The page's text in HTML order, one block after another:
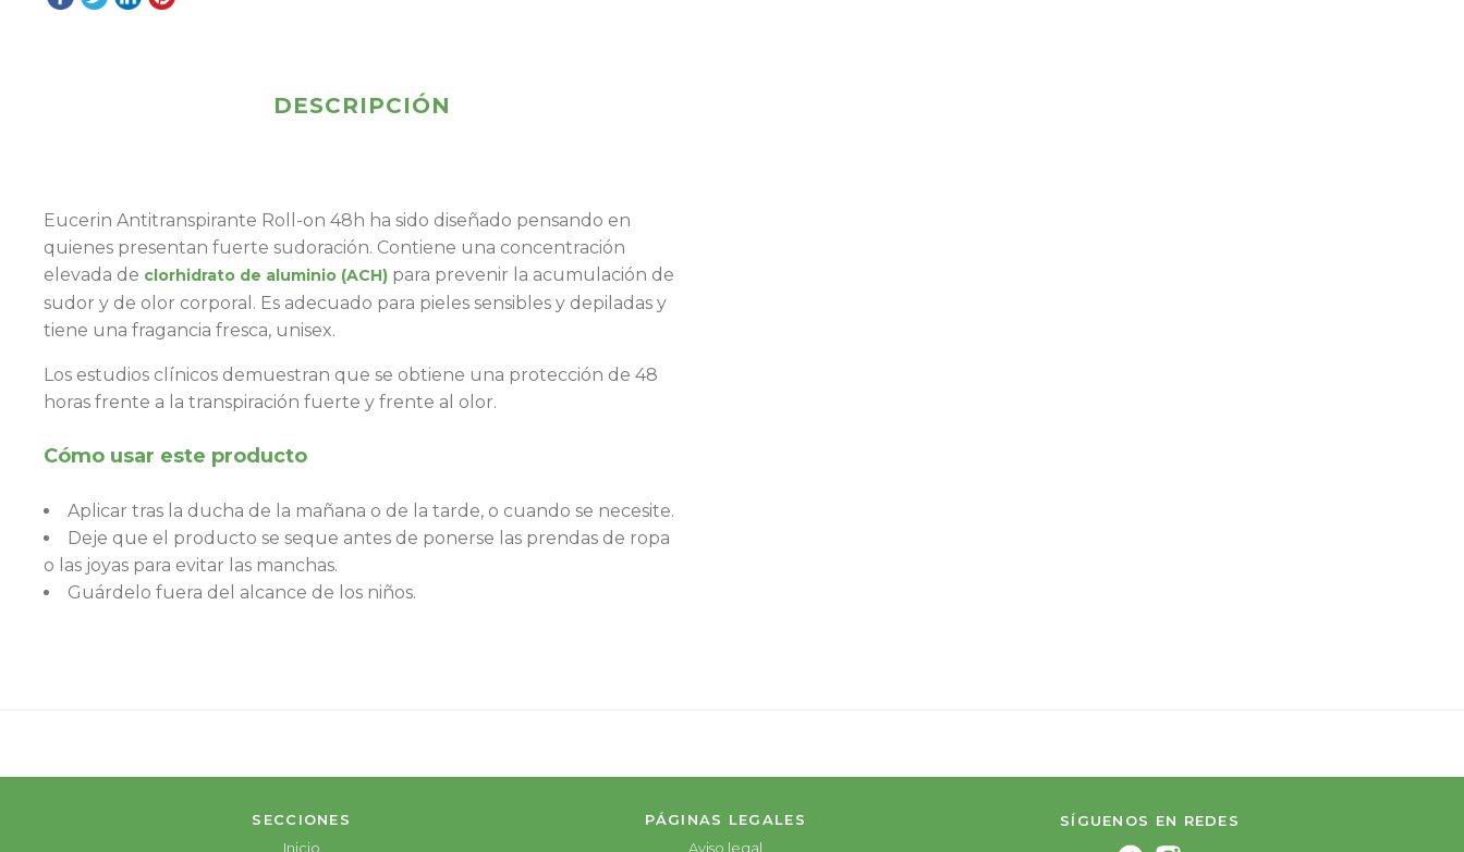
DESCRIPCIÓN
Eucerin Antitranspirante Roll-on 48h ha sido diseñado pensando en
quienes presentan fuerte sudoración. Contiene una concentración
elevada de clorhidrato de aluminio (ACH) para prevenir la acumulación de
sudor y de olor corporal. Es adecuado para pieles sensibles y depiladas y
tiene una fragancia fresca, unisex.
Los estudios clínicos demuestran que se obtiene una protección de 48
horas frente a la transpiración fuerte y frente al olor.
Cómo usar este producto
Aplicar tras la ducha de la mañana o de la tarde, o cuando se necesite.
Deje que el producto se seque antes de ponerse las prendas de ropa
o las joyas para evitar las manchas.
Guárdelo fuera del alcance de los niños.
SECCIONES
Inicio
PÁGINAS LEGALES
Aviso legal
SÍGUENOS EN REDES